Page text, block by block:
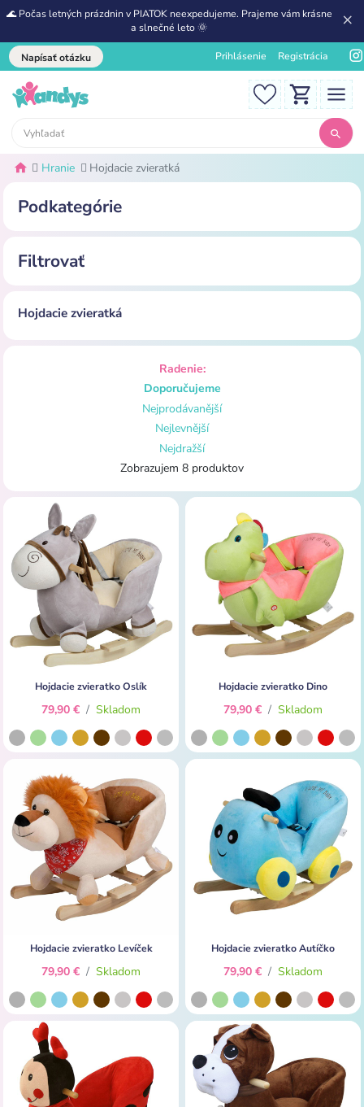
🌊 Počas letných prázdnin v PIATOK neexpedujeme. Prajeme vám krásne
a slnečné leto 🌞
Napísať otázku Prihlásenie Registrácia
Hranie Hojdacie zvieratká
Podkategórie
Filtrovať
Hojdacie zvieratká
Radenie:
Doporučujeme
Nejprodávanější
Nejlevnější
Nejdražší
Zobrazujem 8 produktov
Hojdacie zvieratko Oslík
79,90 € / Skladom
Hojdacie zvieratko Dino
79,90 € / Skladom
Hojdacie zvieratko Levíček
79,90 € / Skladom
Hojdacie zvieratko Autíčko
79,90 € / Skladom